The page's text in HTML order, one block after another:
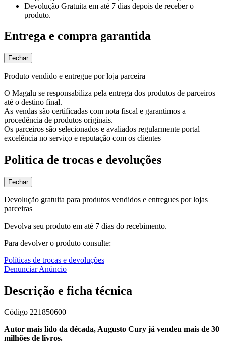
Devolução Gratuita em até 7 dias depois de receber o
produto.
Entrega e compra garantida
Fechar
Produto vendido e entregue por loja parceira
O Magalu se responsabiliza pela entrega dos produtos de parceiros
até o destino final.
As vendas são certificadas com nota fiscal e garantimos a
procedência de produtos originais.
Os parceiros são selecionados e avaliados regularmente portal
excelência no serviço e reputação com os clientes
Política de trocas e devoluções
Fechar
Devolução gratuita para produtos vendidos e entregues por lojas
parceiras
Devolva seu produto em até 7 dias do recebimento.
Para devolver o produto consulte:
Políticas de trocas e devoluções
Denunciar Anúncio
Descrição e ficha técnica
Código 221850600
Autor mais lido da década, Augusto Cury já vendeu mais de 30
milhões de livros.